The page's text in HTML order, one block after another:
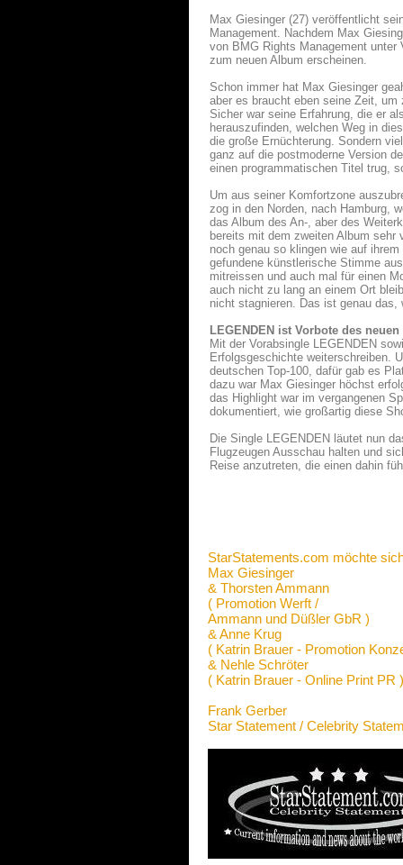
Max Giesinger (27) veröffentlicht
Management. Nachdem Max
von BMG Rights Management unter
zum neuen Album erscheinen.
Schon immer hat Max Giesinger
aber es braucht eben seine Zeit,
Sicher war seine Erfahrung, die er
herauszufinden, welchen Weg in
die große Ernüchterung. Sondern
ganz auf die postmoderne Version
einen programmatischen Titel trug,
Um aus seiner Komfortzone
zog in den Norden, nach Hamburg,
das Album des An-, aber des
bereits mit dem zweiten Album
noch genau so klingen wie auf
gefundene künstlerische Stimme
mitreissen und auch mal für einen
auch nicht zu lang an einem Ort
nicht stagnieren. Das ist genau
LEGENDEN ist Vorbote des
Mit der Vorabsingle LEGENDEN
Erfolgsgeschichte weiterschreiben.
deutschen Top-100, dafür gab es
dazu war Max Giesinger höchst
das Highlight war im vergangenen
dokumentiert, wie großartig diese
Die Single LEGENDEN läutet nun
Flugzeugen Ausschau halten und
Reise anzutreten, die einen dahin
StarStatements.com möchte
Max Giesinger
& Thorsten Ammann
( Promotion Werft /
Ammann und Düßler GbR )
& Anne Krug
( Katrin Brauer - Promotion
& Nehle Schröter
( Katrin Brauer - Online Print PR )
Frank Gerber
Star Statement / Celebrity